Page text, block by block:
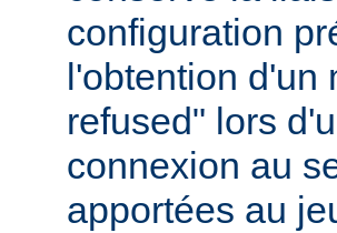
configuration
l'obtention d'un
refused" lors
connexion au
apportées au